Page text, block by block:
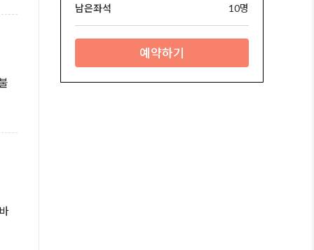
남은좌석
10명
예약하기